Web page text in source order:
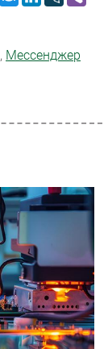
, Мессенджер